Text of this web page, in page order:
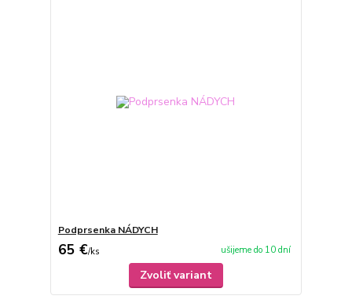
Podprsenka NÁDYCH
65 €/ks ušijeme do 10 dní
Zvoliť variant